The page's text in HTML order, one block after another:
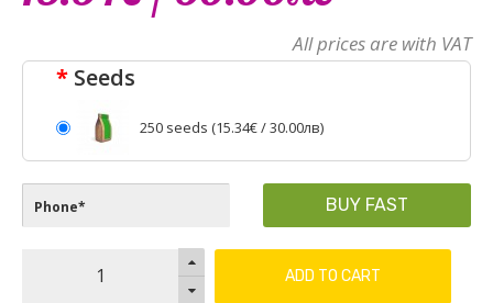
All prices are with VAT
Seeds
250 seeds (15.34€/ 30.00лв)
BUY FAST
ADD TO CART